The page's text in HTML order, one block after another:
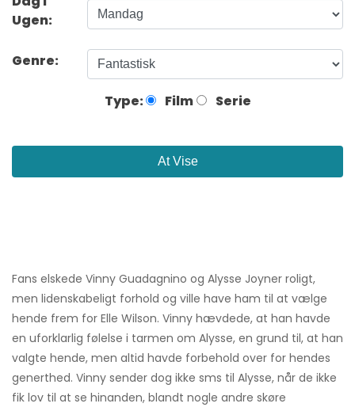
Ugen:
Genre:
Type: Film Serie
At Vise
Fans elskede Vinny Guadagnino og Alysse Joyner roligt,
men lidenskabeligt forhold og ville have ham til at vælge
hende frem for Elle Wilson. Vinny hævdede, at han havde
en uforklarlig følelse i tarmen om Alysse, en grund til, at han
valgte hende, men altid havde forbehold over for hendes
generthed. Vinny sender dog ikke sms til Alysse, når de ikke
fik lov til at se hinanden, blandt nogle andre skøre